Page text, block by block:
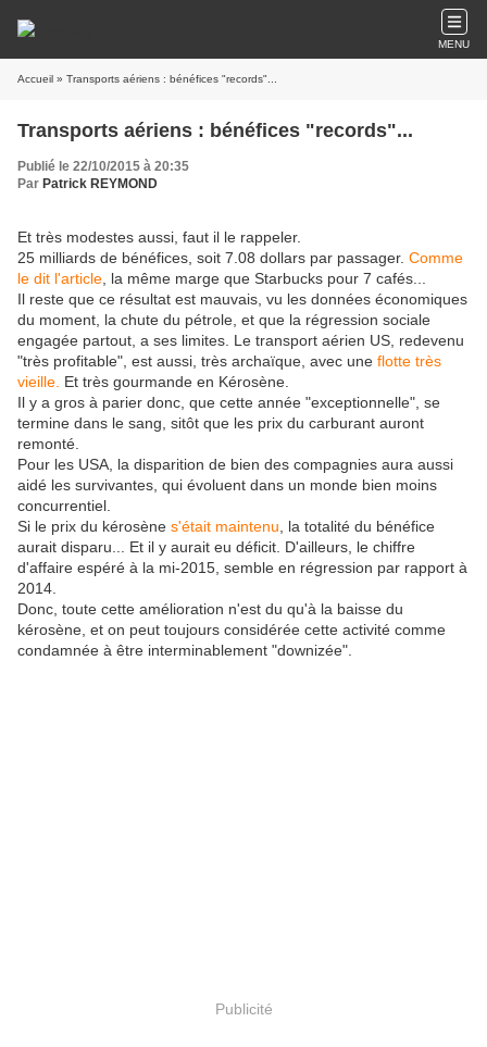
MENU
Accueil » Transports aériens : bénéfices "records"...
Transports aériens : bénéfices "records"...
Publié le 22/10/2015 à 20:35
Par Patrick REYMOND
Et très modestes aussi, faut il le rappeler.
25 milliards de bénéfices, soit 7.08 dollars par passager. Comme
le dit l'article , la même marge que Starbucks pour 7 cafés...
Il reste que ce résultat est mauvais, vu les données économiques
du moment, la chute du pétrole, et que la régression sociale
engagée partout, a ses limites. Le transport aérien US, redevenu
"très profitable", est aussi, très archaïque, avec une flotte très
vieille. Et très gourmande en Kérosène.
Il y a gros à parier donc, que cette année "exceptionnelle", se
termine dans le sang, sitôt que les prix du carburant auront
remonté.
Pour les USA, la disparition de bien des compagnies aura aussi
aidé les survivantes, qui évoluent dans un monde bien moins
concurrentiel.
Si le prix du kérosène s'était maintenu , la totalité du bénéfice
aurait disparu... Et il y aurait eu déficit. D'ailleurs, le chiffre
d'affaire espéré à la mi-2015, semble en régression par rapport à
2014.
Donc, toute cette amélioration n'est du qu'à la baisse du
kérosène, et on peut toujours considérée cette activité comme
condamnée à être interminablement "downizée".
Publicité